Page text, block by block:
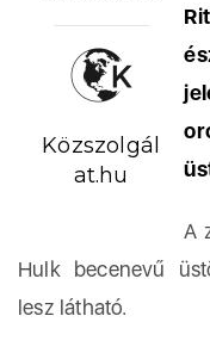
Közszolgál
at.hu
A
Hulk becenevű
lesz látható.